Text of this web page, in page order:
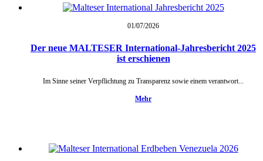
01/07/2026
Der neue MALTESER International-Jahresbericht 2025
ist erschienen
Im Sinne seiner Verpflichtung zu Transparenz sowie einem verantwort...
Mehr